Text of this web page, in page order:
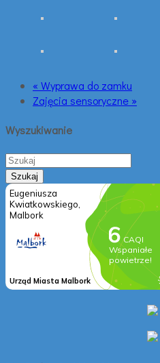
« Wyprawa do zamku
Zajęcia sensoryczne »
Wyszukiwanie